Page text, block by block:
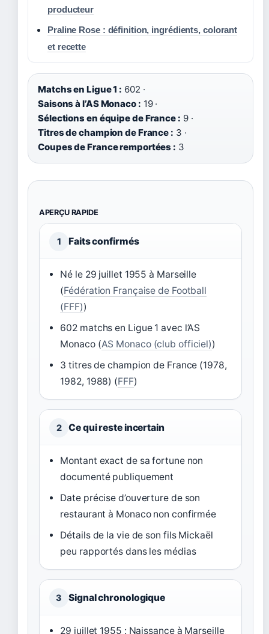
producteur
Praline Rose : définition, ingrédients, colorant
et recette
Matchs en Ligue 1 : 602 ·
Saisons à l’AS Monaco : 19 ·
Sélections en équipe de France : 9 ·
Titres de champion de France : 3 ·
Coupes de France remportées : 3
APERÇU RAPIDE
1 Faits confirmés
Né le 29 juillet 1955 à Marseille
(Fédération Française de Football
(FFF))
602 matchs en Ligue 1 avec l’AS
Monaco (AS Monaco (club officiel))
3 titres de champion de France (1978,
1982, 1988) (FFF)
2 Ce qui reste incertain
Montant exact de sa fortune non
documenté publiquement
Date précise d’ouverture de son
restaurant à Monaco non confirmée
Détails de la vie de son fils Mickaël
peu rapportés dans les médias
3 Signal chronologique
29 juillet 1955 : Naissance à Marseille